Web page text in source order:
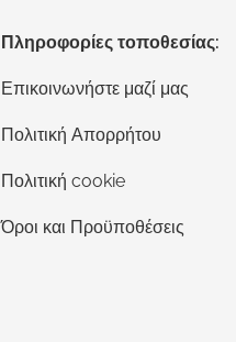
Πληροφορίες τοποθεσίας:
Επικοινωνήστε μαζί μας
Πολιτική Απορρήτου
Πολιτική cookie
Όροι και Προϋποθέσεις